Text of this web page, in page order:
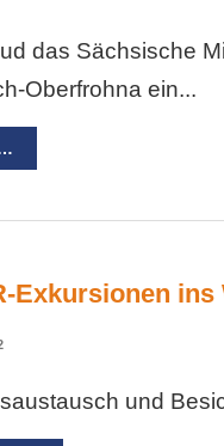
das Sächsische
Oberfrohna ein...
Exkursionen
und